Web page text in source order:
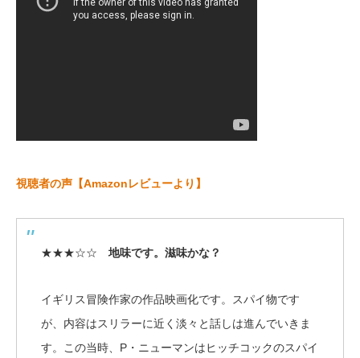
視聴者の声【Amazonレビューより】
★★★☆☆ 地味です。滋味かな？
イギリス冒険作家の作品映画化です。スパイ物です
が、内容はスリラーに近く淡々と話しは進んでいきま
す。この当時、P・ニューマンはヒッチコックのスパイ